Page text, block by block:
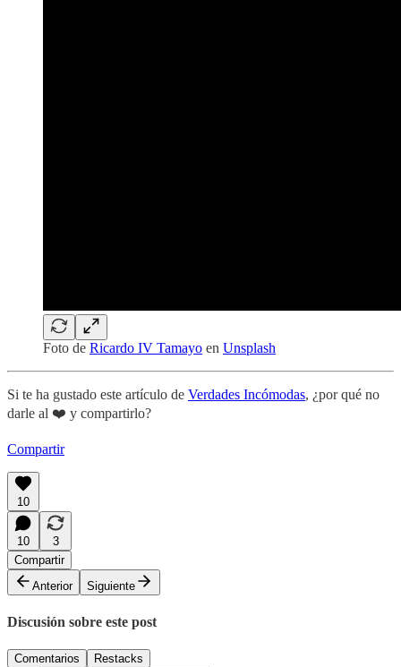
Foto de Ricardo IV Tamayo en Unsplash
Si te ha gustado este artículo de Verdades Incómodas, ¿por qué no
darle al ❤️ y compartirlo?
Compartir
10
10
3
Compartir
Anterior
Siguiente
Discusión sobre este post
Comentarios Restacks